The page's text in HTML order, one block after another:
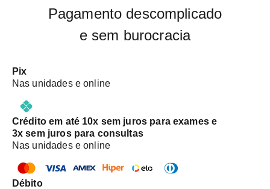
Pagamento descomplicado
e sem burocracia
Pix
Nas unidades e online
Crédito em até 10x sem juros para exames e
3x sem juros para consultas
Nas unidades e online
Débito